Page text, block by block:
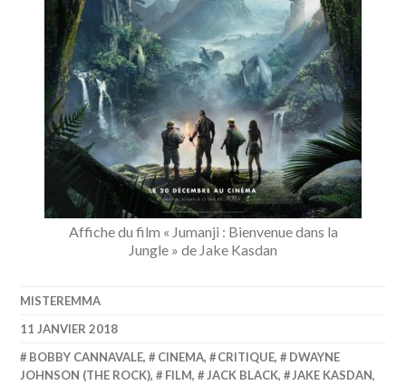
Affiche du film « Jumanji : Bienvenue dans la
Jungle » de Jake Kasdan
MISTEREMMA
11 JANVIER 2018
BOBBY CANNAVALE, CINEMA, CRITIQUE,
DWAYNE
JOHNSON (THE ROCK), FILM, JACK BLACK, JAKE KASDAN,